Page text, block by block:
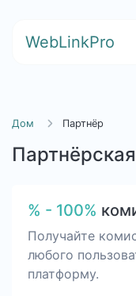
WebLinkPro
Дом Партнёр
% - 100%
Получайте
любого
платформу.